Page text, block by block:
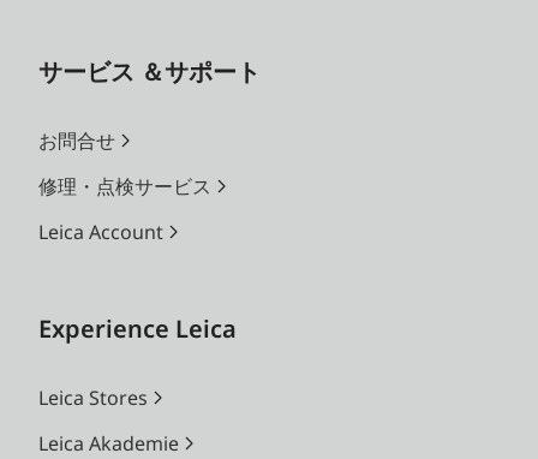
サービス ＆サポート
お問合せ
修理・点検サービス
Leica Account
Experience Leica
Leica Stores
Leica Akademie